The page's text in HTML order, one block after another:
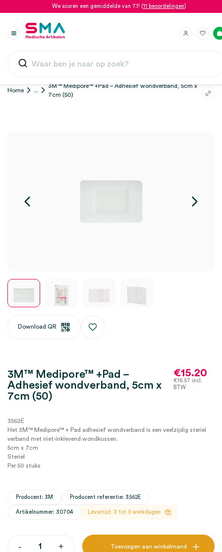
We scoren een gemiddelde van 7.1! (11 beoordelingen)
Home ...
3M™ Medipore™ +Pad – Adhesief wondverband, 5cm x
7cm (50)
Download QR
3M™ Medipore™ +Pad –
Adhesief wondverband, 5cm x
7cm (50)
€15.20
€16.57 incl.
BTW
3562E
Het 3M™ Medipore™ + Pad adhesief wondverband is een veelzijdig steriel
verband met niet-inklevend wondkussen.
5cm x 7cm
Steriel
Per 50 stuks
Producent: 3M Producent referentie: 3562E
Artikelnummer: 30704 Levertijd: 3 tot 5 werkdagen
- + Toevoegen aan winkelmand